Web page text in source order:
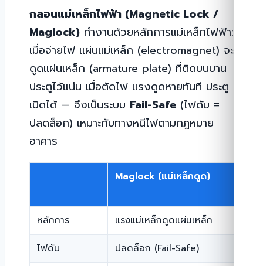
กลอนแม่เหล็กไฟฟ้า (Magnetic Lock /
Maglock) ทำงานด้วยหลักการแม่เหล็กไฟฟ้า:
เมื่อจ่ายไฟ แผ่นแม่เหล็ก (electromagnet) จะ
ดูดแผ่นเหล็ก (armature plate) ที่ติดบนบาน
ประตูไว้แน่น เมื่อตัดไฟ แรงดูดหายทันที ประตู
เปิดได้ — จึงเป็นระบบ Fail-Safe (ไฟดับ =
ปลดล็อก) เหมาะกับทางหนีไฟตามกฎหมาย
อาคาร
Maglock (แม่เหล็กดูด)
หลักการ
แรงแม่เหล็กดูดแผ่นเหล็ก
ไฟดับ
ปลดล็อก (Fail-Safe)